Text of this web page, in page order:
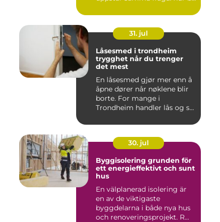
31. jul
Låsesmed i trondheim
trygghet når du trenger
det mest
En låsesmed gjør mer enn å
åpne dører når nøklene blir
borte. For mange i
Trondheim handler lås og s...
30. jul
Byggisolering grunden för
ett energieffektivt och sunt
hus
En välplanerad isolering är
en av de viktigaste
byggdelarna i både nya hus
och renoveringsprojekt. R...